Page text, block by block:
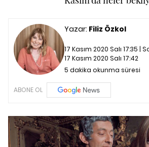
Yazar: Filiz Özkol
17 Kasım 2020 Salı 17:35 |
17 Kasım 2020 Salı 17:42
5 dakika okunma süresi
ABONE OL